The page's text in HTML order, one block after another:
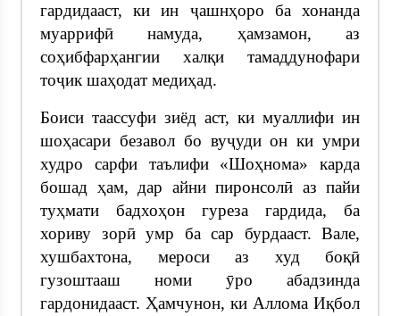
гардидааст, ки ин ҷашнҳоро ба хонанда
муаррифӣ намуда, ҳамзамон, аз
соҳибфарҳангии халқи тамаддунофари
тоҷик шаҳодат медиҳад.
Боиси таассуфи зиёд аст, ки муаллифи ин
шоҳасари безавол бо вуҷуди он ки умри
худро сарфи таълифи «Шоҳнома» карда
бошад ҳам, дар айни пиронсолӣ аз пайи
туҳмати бадхоҳон гуреза гардида, ба
хориву зорӣ умр ба сар бурдааст. Вале,
хушбахтона, мероси аз худ боқӣ
гузоштааш номи ӯро абадзинда
гардонидааст. Ҳамчунон, ки Аллома Иқбол